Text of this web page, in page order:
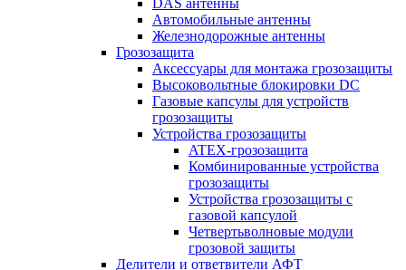
DAS антенны
Автомобильные антенны
Железнодорожные антенны
Грозозащита
Аксессуары для монтажа грозозащиты
Высоковольтные блокировки DC
Газовые капсулы для устройств
грозозащиты
Устройства грозозащиты
ATEX-грозозащита
Комбинированные устройства
грозозащиты
Устройства грозозащиты с
газовой капсулой
Четвертьволновые модули
грозовой защиты
Делители и ответвители АФТ